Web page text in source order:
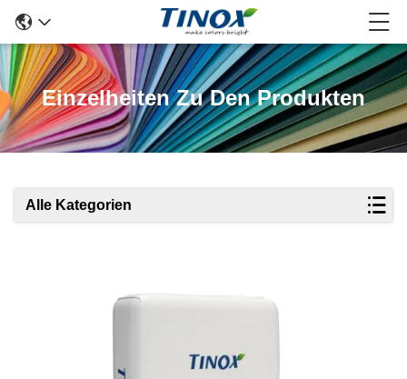
Einzelheiten Zu Den Produkten
Alle Kategorien